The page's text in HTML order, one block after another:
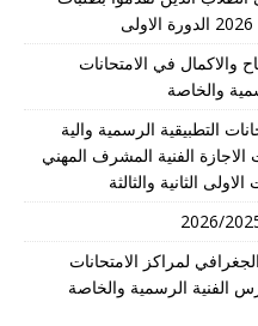
النجاح والاكمال في الامتحانات
والخاصة
الامتحانات التطبيقية الرسمية والية
الفنية المشرف المهني
الثانية والثالثة
الجغرافي لمراكز الامتحانات
الفنية الرسمية والخاصة